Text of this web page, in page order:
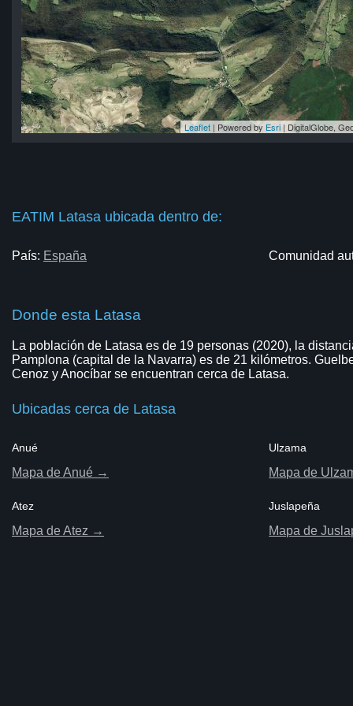
Leaflet| Powered by Esri| DigitalGlobe,
EATIM Latasa ubicada dentro de:
País: España Comunidad
Donde esta Latasa
La población de Latasa es de 19 personas (2020), la
Pamplona (capital de la Navarra) es de 21 kilómetros.
Cenoz y Anocíbar se encuentran cerca de Latasa.
Ubicadas cerca de Latasa
Anué
Mapa de Anué →
Ulzama
Mapa de
Atez
Mapa de Atez →
Juslapeña
Mapa de